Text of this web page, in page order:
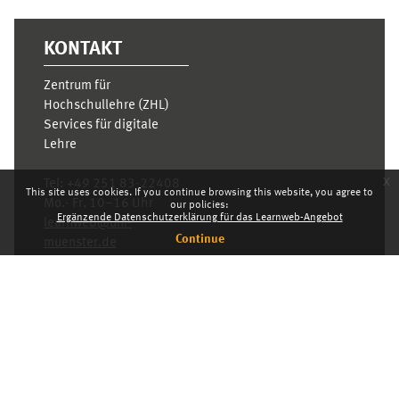
This site uses cookies. If you continue browsing this website, you agree to
our policies:
Ergänzende Datenschutzerklärung für das Learnweb-Angebot
Continue
x
KONTAKT
Zentrum für
Hochschullehre (ZHL)
Services für digitale
Lehre
learnweb@uni-